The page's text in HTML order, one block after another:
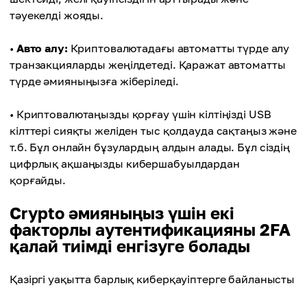
тәуекелді жояды.
• Авто алу: Криптовалютадағы автоматты түрде алу
транзакцияларды жеңілдетеді. Қаражат автоматты
түрде әмияныңызға жіберіледі.
• Криптовалютаңызды қорғау үшін кілтіңізді USB
кілттері сияқты желіден тыс қолдауда сақтаңыз және
т.б. Бұл онлайн бұзулардың алдын алады. Бұл сіздің
цифрлық ақшаңызды кибершабуылдардан
қорғайды.
Crypto әмияныңыз үшін екі
факторлы аутентификацияны 2FA
қалай тиімді енгізуге болады
Қазіргі уақытта барлық киберқауіптерге байланысты